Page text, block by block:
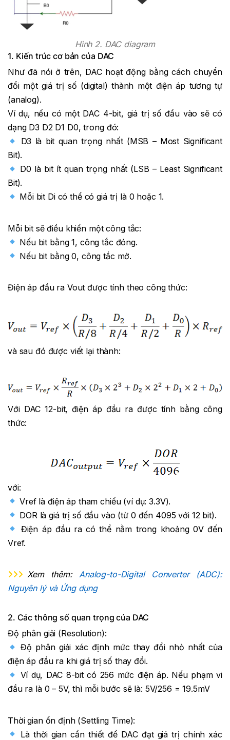
Hình 2. DAC diagram
1. Kiến trúc cơ bản của DAC
Như đã nói ở trên, DAC hoạt động bằng cách chuyển
đổi một giá trị số (digital) thành một điện áp tương tự
(analog).
Ví dụ, nếu có một DAC 4-bit, giá trị số đầu vào sẽ có
dạng D3 D2 D1 D0, trong đó:
D3 là bit quan trọng nhất (MSB – Most Significant
Bit).
D0 là bit ít quan trọng nhất (LSB – Least Significant
Bit).
Mỗi bit Di có thể có giá trị là 0 hoặc 1.
Mỗi bit sẽ điều khiển một công tắc:
Nếu bit bằng 1, công tắc đóng.
Nếu bit bằng 0, công tắc mở.
Điện áp đầu ra Vout được tính theo công thức:
và sau đó được viết lại thành:
Với DAC 12-bit, điện áp đầu ra được tính bằng công
thức:
với:
Vref là điện áp tham chiếu (ví dụ: 3.3V).
DOR là giá trị số đầu vào (từ 0 đến 4095 với 12 bit).
Điện áp đầu ra có thể nằm trong khoảng 0V đến
Vref.
Xem thêm: Analog-to-Digital Converter (ADC):
Nguyên lý và Ứng dụng
2. Các thông số quan trọng của DAC
Độ phân giải (Resolution):
Độ phân giải xác định mức thay đổi nhỏ nhất của
điện áp đầu ra khi giá trị số thay đổi.
Ví dụ, DAC 8-bit có 256 mức điện áp. Nếu phạm vi
đầu ra là 0 – 5V, thì mỗi bước sẽ là: 5V/256 = 19.5mV
Thời gian ổn định (Settling Time):
Là thời gian cần thiết để DAC đạt giá trị chính xác